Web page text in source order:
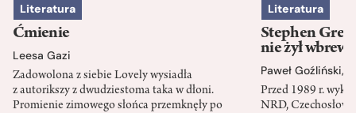
Literatura
Ćmienie
Leesa Gazi
Zadowolona z siebie Lovely wysiadła
z autorikszy z dwudziestoma taka w dłoni.
Promienie zimowego słońca przemknęły po
Literatura
Stephen
nie żył wbrew
Paweł Goźliński,
Przed 1989 r.
NRD,